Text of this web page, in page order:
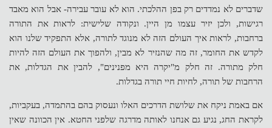
שדברים לא נמדדים רק בפן ההלכתי. הוא לא עובר עבירה- אבל הוא מאבד
רגישות, ולכן יזיר עצמו מן היין. ונקודה שלישית: לראות את התורה
ברחבות, לראות איך העולם הזה לא מנוגד לתורה, אלא התפקיד שלנו הוא
לקדש את החומר, זה מה שהנזיר לא מבין, ולהפוך את העולם הזה להיות
חלק מתורה. זה חלק מ"יקרה היא מפנינים", להבין את הגדלות, את
הרחבות של תורה, לחיות חיי תורה בגדלות.
אם באמת ניקח את שלושת הדרכים האלו ונעסוק בהם בהתמדה, בעקביות,
לקראת החג, נגיע גם אנחנו לאותה מדרגה שלפני החטא. אין הכוונה שאין